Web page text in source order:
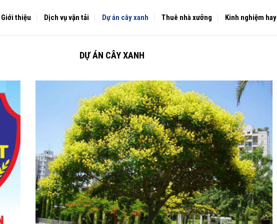
Giới thiệu Dịch vụ vận tải Dự án cây xanh Thuê nhà xưởng Kinh nghiệm hay
DỰ ÁN CÂY XANH